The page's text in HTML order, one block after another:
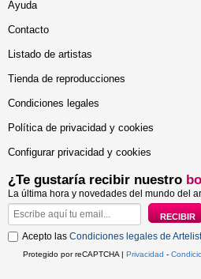
Ayuda
Contacto
Listado de artistas
Tienda de reproducciones
Condiciones legales
Política de privacidad y cookies
Configurar privacidad y cookies
¿Te gustaría recibir nuestro
La última hora y novedades del mundo del
Acepto las Condiciones legales de
Protegido por reCAPTCHA | Privacidad -